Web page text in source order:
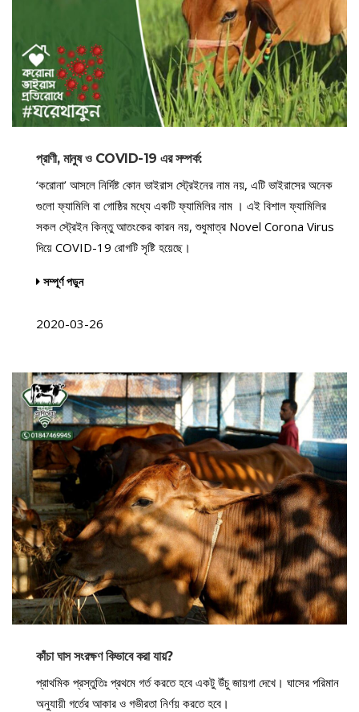
প্রাণী, মানুষ ও COVID-19 এর সম্পর্ক:
‘করোনা’ আসলে নির্দিষ্ট কোন ভাইরাস স্ট্রেইনের নাম নয়, এটি ভাইরাসের অনেক
গুলো ফ্যামিলি বা গোষ্ঠির মধ্যে একটি ফ্যামিলির নাম । এই বিশাল ফ্যামিলির
সকল স্ট্রেইন কিন্তু আতংকের কারন নয়, শুধুমাত্র Novel Corona Virus
দিয়ে COVID-19 রোগটি সৃষ্টি হয়েছে।
সম্পূর্ণ পড়ুন
2020-03-26
কাঁচা ঘাস সংরক্ষণ কিভাবে করা যায়?
প্রাথমিক প্রস্তুতিঃ প্রথমে গর্ত করতে হবে একটু উঁচু জায়গা দেখে। ঘাসের পরিমান
অনুযায়ী গর্তের আকার ও গভীরতা নির্ণয় করতে হবে।